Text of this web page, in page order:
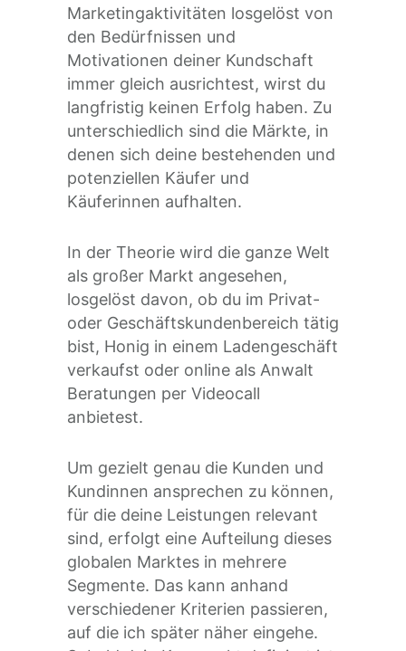
Marketingaktivitäten losgelöst von
den Bedürfnissen und
Motivationen deiner Kundschaft
immer gleich ausrichtest, wirst du
langfristig keinen Erfolg haben. Zu
unterschiedlich sind die Märkte, in
denen sich deine bestehenden und
potenziellen Käufer und
Käuferinnen aufhalten.
In der Theorie wird die ganze Welt
als großer Markt angesehen,
losgelöst davon, ob du im Privat-
oder Geschäftskundenbereich tätig
bist, Honig in einem Ladengeschäft
verkaufst oder online als Anwalt
Beratungen per Videocall
anbietest.
Um gezielt genau die Kunden und
Kundinnen ansprechen zu können,
für die deine Leistungen relevant
sind, erfolgt eine Aufteilung dieses
globalen Marktes in mehrere
Segmente. Das kann anhand
verschiedener Kriterien passieren,
auf die ich später näher eingehe.